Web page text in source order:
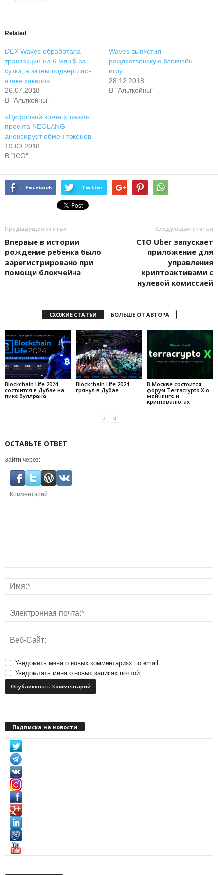
Related
DEX Waves обработала
транзакции на 6 млн $ за
сутки, а затем подверглась
атаке хакеров
26.07.2018
В "Альткойны"
Waves выпустил
рождественскую блокчейн-
игру
28.12.2018
В "Альткойны"
«Цифровой ковчег» паззл-
проекта NEOLANG
анонсирует обмен токенов
19.09.2018
В "ICO"
Facebook Twitter
Предыдущая статья
Впервые в истории
рождение ребенка было
зарегистрировано при
помощи блокчейна
Следующая статья
CTO Uber запускает
приложение для
управления
криптоактивами с
нулевой комиссией
СХОЖИЕ СТАТЬИ БОЛЬШЕ ОТ АВТОРА
Blockchain Life 2024
состоится в Дубае на
пике буллрана
Blockchain Life 2024
грянул в Дубае
В Москве состоится
форум Terracrypto X о
майнинге и
криптовалютах
ОСТАВЬТЕ ОТВЕТ
Зайти через:
Уведомить меня о новых комментариях по email.
Уведомлять меня о новых записях почтой.
Подписка на новости